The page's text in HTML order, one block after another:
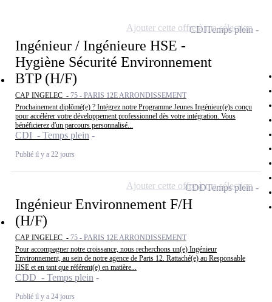
Ingénieur / Ingénieure HSE -
Hygiène Sécurité Environnement
BTP (H/F)
CAP INGELEC - 75 - PARIS 12E ARRONDISSEMENT
Prochainement diplômé(e) ? Intégrez notre Programme Jeunes Ingénieur(e)s conçu
pour accélérer votre développement professionnel dès votre intégration. Vous
bénéficierez d'un parcours personnalisé...
CDI - Temps plein
Publié il y a 22 jours
CDITemps plein
Ajouter cette offre à ma sélection
Ingénieur Environnement F/H
(H/F)
CAP INGELEC - 75 - PARIS 12E ARRONDISSEMENT
Pour accompagner notre croissance, nous recherchons un(e) Ingénieur
Environnement, au sein de notre agence de Paris 12. Rattaché(e) au Responsable
HSE et en tant que référent(e) en matière...
CDD - Temps plein
Publié il y a 24 jours
CDDTemps plein
Ajouter cette offre à ma sélection